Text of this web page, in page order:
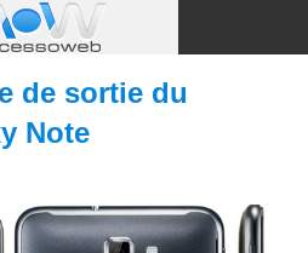
de sortie du
Note